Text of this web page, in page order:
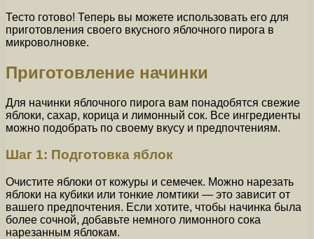
Тесто готово! Теперь вы можете использовать его для
приготовления своего вкусного яблочного пирога в
микроволновке.
Приготовление начинки
Для начинки яблочного пирога вам понадобятся свежие
яблоки, сахар, корица и лимонный сок. Все ингредиенты
можно подобрать по своему вкусу и предпочтениям.
Шаг 1: Подготовка яблок
Очистите яблоки от кожуры и семечек. Можно нарезать
яблоки на кубики или тонкие ломтики — это зависит от
вашего предпочтения. Если хотите, чтобы начинка была
более сочной, добавьте немного лимонного сока
нарезанным яблокам.